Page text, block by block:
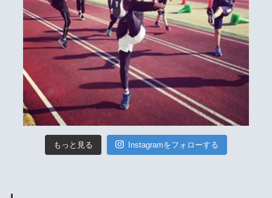
もっと見る Instagramをフォローする